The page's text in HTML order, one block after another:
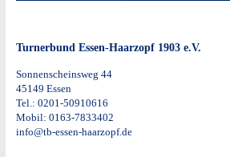
Turnerbund Essen-Haarzopf 1903 e.V.
Sonnenscheinsweg 44
45149 Essen
Tel.: 0201-50910616
Mobil: 0163-7833402
info@tb-essen-haarzopf.de